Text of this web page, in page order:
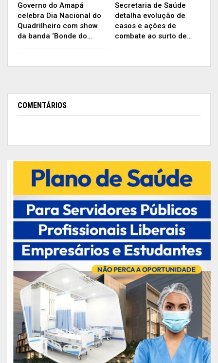
Governo do Amapá
celebra Dia Nacional do
Quadrilheiro com show
da banda ‘Bonde do…
Secretaria de Saúde
detalha evolução de
casos e ações de
combate ao surto de…
COMENTÁRIOS